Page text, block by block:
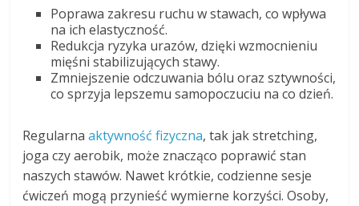
Poprawa zakresu ruchu w stawach, co wpływa
na ich elastyczność.
Redukcja ryzyka urazów, dzięki wzmocnieniu
mięśni stabilizujących stawy.
Zmniejszenie odczuwania bólu oraz sztywności,
co sprzyja lepszemu samopoczuciu na co dzień.
Regularnaaktywność fizyczna, tak jak stretching,
joga czy aerobik, może znacząco poprawić stan
naszych stawów. Nawet krótkie, codzienne sesje
ćwiczeń mogą przynieść wymierne korzyści. Osoby,